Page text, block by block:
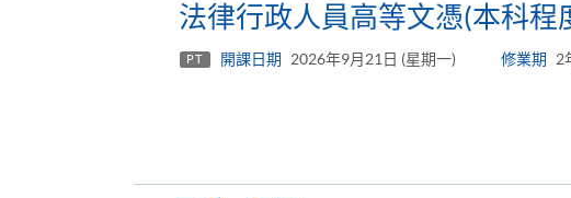
法律行政人員高等文憑(本科程
PT 開課日期 2026年9月21日 (星期一) 修業期 2